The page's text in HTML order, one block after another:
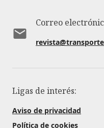
Correo
Ligas de interés:
Aviso de privacidad
Política de cookies